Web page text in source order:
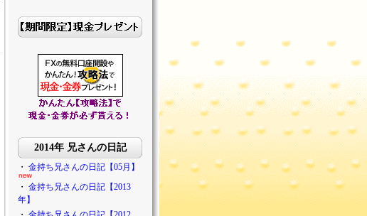
2014年 兄さんの日記
・ 金持ち兄さんの日記【05月】
・ 金持ち兄さんの日記【2013
年】